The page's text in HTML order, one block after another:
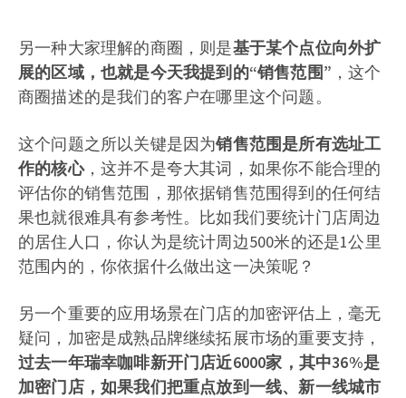
另一种大家理解的商圈，则是基于某个点位向外扩
展的区域，也就是今天我提到的“销售范围” ，这个
商圈描述的是我们的客户在哪里这个问题。
这个问题之所以关键是因为销售范围是所有选址工
作的核心，这并不是夸大其词，如果你不能合理的
评估你的销售范围，那依据销售范围得到的任何结
果也就很难具有参考性。比如我们要统计门店周边
的居住人口，你认为是统计周边500米的还是1公里
范围内的，你依据什么做出这一决策呢？
另一个重要的应用场景在门店的加密评估上，毫无
疑问，加密是成熟品牌继续拓展市场的重要支持，
过去一年瑞幸咖啡新开门店近6000家，其中36%是
加密门店，如果我们把重点放到一线、新一线城市